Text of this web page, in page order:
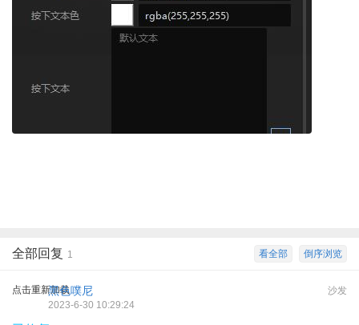
倒序浏览
看全部
全部回复 1
点击重新加载 沙发
黑色噗尼
2023-6-30 10:29:24